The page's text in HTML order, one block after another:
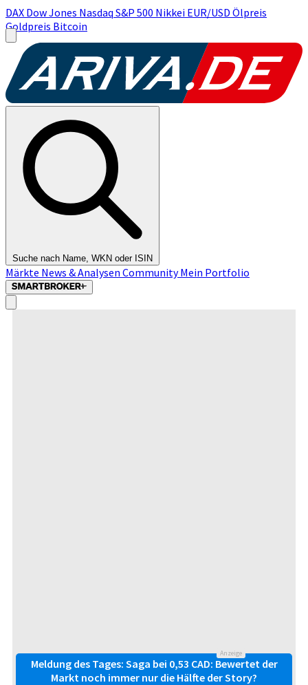
DAX Dow Jones Nasdaq S&P 500 Nikkei EUR/USD Ölpreis
Goldpreis Bitcoin
Suche nach Name, WKN oder ISIN
Märkte News & Analysen CommunityMein Portfolio
Anzeige
Meldung des Tages: Saga bei 0,53 CAD: Bewertet der
Markt noch immer nur die Hälfte der Story?